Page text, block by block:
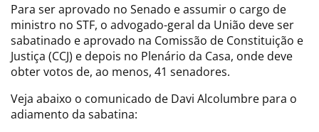
Para ser aprovado no Senado e assumir o cargo de
ministro no STF, o advogado-geral da União deve ser
sabatinado e aprovado na Comissão de Constituição e
Justiça (CCJ) e depois no Plenário da Casa, onde deve
obter votos de, ao menos, 41 senadores.
Veja abaixo o comunicado de Davi Alcolumbre para o
adiamento da sabatina: